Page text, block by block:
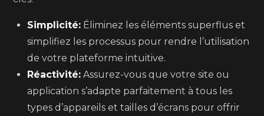
Simplicité: Éliminez les éléments superflus et
simplifiez les processus pour rendre l’utilisation
de votre plateforme intuitive.
Réactivité: Assurez-vous que votre site ou
application s’adapte parfaitement à tous les
types d’appareils et tailles d’écrans pour offrir